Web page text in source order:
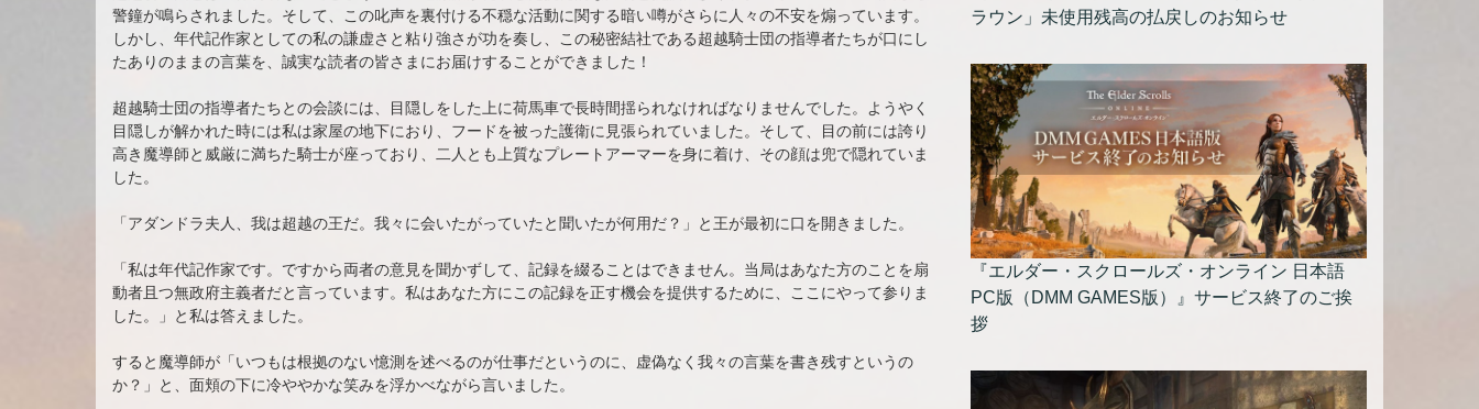
警鐘が鳴らされました。そして、この叱声を裏付ける不穏な活動に関する暗い噂がさらに人々の不安を煽っています。
しかし、年代記作家としての私の謙虚さと粘り強さが功を奏し、この秘密結社である超越騎士団の指導者たちが口にし
たありのままの言葉を、誠実な読者の皆さまにお届けすることができました！
超越騎士団の指導者たちとの会談には、目隠しをした上に荷馬車で長時間揺られなければなりませんでした。ようやく
目隠しが解かれた時には私は家屋の地下におり、フードを被った護衛に見張られていました。そして、目の前には誇り
高き魔導師と威厳に満ちた騎士が座っており、二人とも上質なプレートアーマーを身に着け、その顔は兜で隠れていま
した。
「アダンドラ夫人、我は超越の王だ。我々に会いたがっていたと聞いたが何用だ？」と王が最初に口を開きました。
「私は年代記作家です。ですから両者の意見を聞かずして、記録を綴ることはできません。当局はあなた方のことを扇
動者且つ無政府主義者だと言っています。私はあなた方にこの記録を正す機会を提供するために、ここにやって参りま
した。」と私は答えました。
すると魔導師が「いつもは根拠のない憶測を述べるのが仕事だというのに、虚偽なく我々の言葉を書き残すというの
か？」と、面頬の下に冷ややかな笑みを浮かべながら言いました。
ラウン」未使用残高の払戻しのお知らせ
『エルダー・スクロールズ・オンライン 日本語
PC版（DMM GAMES版）』サービス終了のご挨
拶